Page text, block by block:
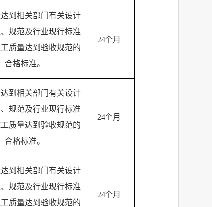
到相关部门有关设计
规范及行业现行标准
质量达到验收规范的
合格标准。
24个月
到相关部门有关设计
规范及行业现行标准
质量达到验收规范的
合格标准。
24个月
到相关部门有关设计
规范及行业现行标准
质量达到验收规范的
24个月